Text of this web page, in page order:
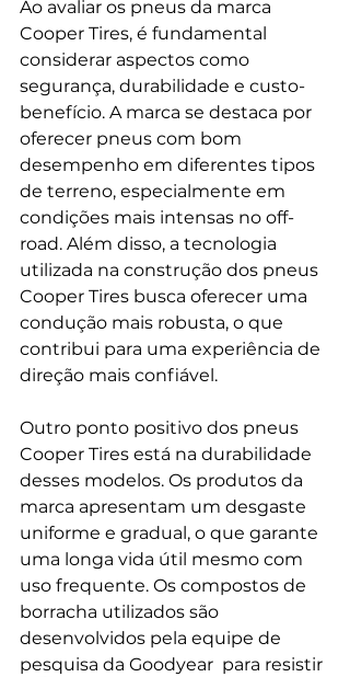
Ao avaliar os pneus da marca
Cooper Tires, é fundamental
considerar aspectos como
segurança, durabilidade e custo-
benefício. A marca se destaca por
oferecer pneus com bom
desempenho em diferentes tipos
de terreno, especialmente em
condições mais intensas no off-
road. Além disso, a tecnologia
utilizada na construção dos pneus
Cooper Tires busca oferecer uma
condução mais robusta, o que
contribui para uma experiência de
direção mais confiável.
Outro ponto positivo dos pneus
Cooper Tires está na durabilidade
desses modelos. Os produtos da
marca apresentam um desgaste
uniforme e gradual, o que garante
uma longa vida útil mesmo com
uso frequente. Os compostos de
borracha utilizados são
desenvolvidos pela equipe de
pesquisa da Goodyear  para resistir